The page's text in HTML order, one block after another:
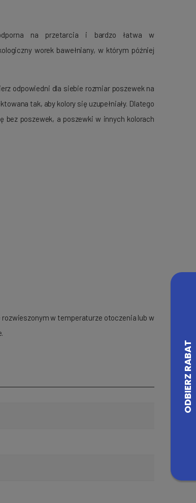
na przetarcia i bardzo łatwa w
worek bawełniany, w którym później
odpowiedni dla siebie rozmiar poszewek na
tak, aby kolory się uzupełniały. Dlatego
bez poszewek, a poszewki w innych kolorach
w temperaturze otoczenia lub w